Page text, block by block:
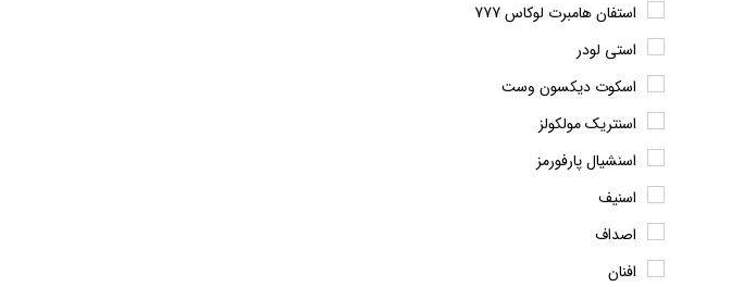
استفان هامبرت لوکاس 777
استی لودر
اسکوت دیکسون وست
اسنتریک مولکولز
اسنشیال پارفورمز
اسنیف
اصداف
افنان